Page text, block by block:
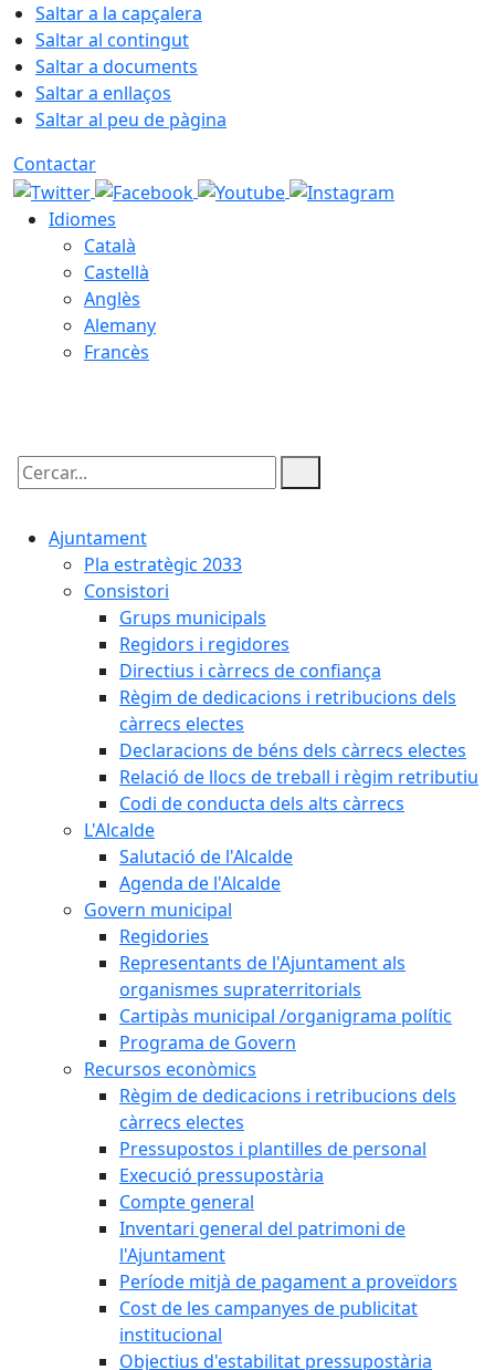
Saltar a la capçalera
Saltar al contingut
Saltar a documents
Saltar a enllaços
Saltar al peu de pàgina
Contactar
Idiomes
Català
Castellà
Anglès
Alemany
Francès
Cercar:
Ajuntament
Pla estratègic 2033
Consistori
Grups municipals
Regidors i regidores
Directius i càrrecs de confiança
Règim de dedicacions i retribucions dels
càrrecs electes
Declaracions de béns dels càrrecs electes
Relació de llocs de treball i règim retributiu
Codi de conducta dels alts càrrecs
L'Alcalde
Salutació de l'Alcalde
Agenda de l'Alcalde
Govern municipal
Regidories
Representants de l'Ajuntament als
organismes supraterritorials
Cartipàs municipal /organigrama polític
Programa de Govern
Recursos econòmics
Règim de dedicacions i retribucions dels
càrrecs electes
Pressupostos i plantilles de personal
Execució pressupostària
Compte general
Inventari general del patrimoni de
l'Ajuntament
Període mitjà de pagament a proveïdors
Cost de les campanyes de publicitat
institucional
Objectius d'estabilitat pressupostària